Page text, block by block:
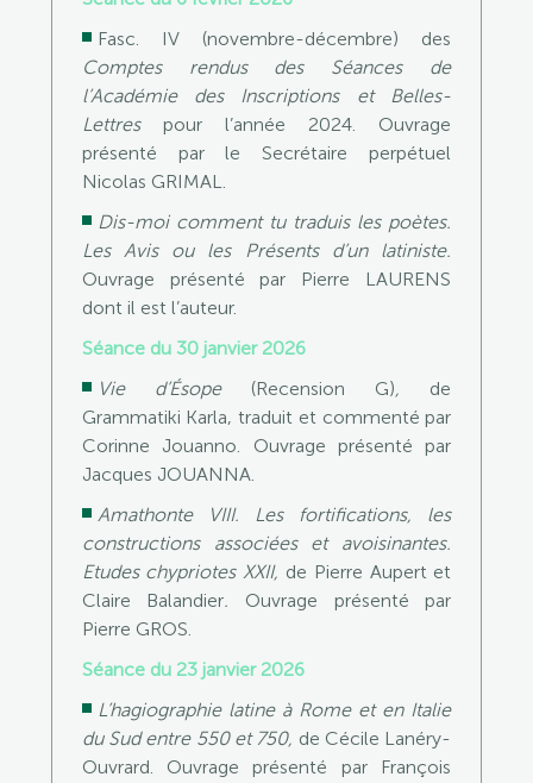
Fasc. IV (novembre-décembre) des
Comptes rendus des Séances de
l’Académie des Inscriptions et Belles-
Lettres pour l’année 2024. Ouvrage
présenté par le Secrétaire perpétuel
Nicolas GRIMAL.
Dis-moi comment tu traduis les poètes.
Les Avis ou les Présents d’un latiniste.
Ouvrage présenté par Pierre LAURENS
dont il est l’auteur.
Séance du 30 janvier 2026
Vie d’Ésope(Recension G), de
Grammatiki Karla, traduit et commenté par
Corinne Jouanno.
Ouvrage présenté par
Jacques JOUANNA.
Amathonte VIII. Les fortifications, les
constructions associées et avoisinantes.
Etudes chypriotes XXII, de Pierre Aupert et
Claire Balandier. Ouvrage présenté par
Pierre GROS.
Séance du 23 janvier 2026
L’hagiographie latine à Rome et en Italie
du Sud entre 550 et 750, de Cécile Lanéry-
Ouvrard.
Ouvrage présenté par François